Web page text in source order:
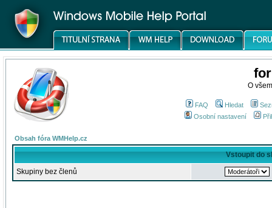
O
FAQ Hledat
Osobní nastavení
Obsah fóra WMHelp.cz
Vstoupit do
Skupiny bez členů